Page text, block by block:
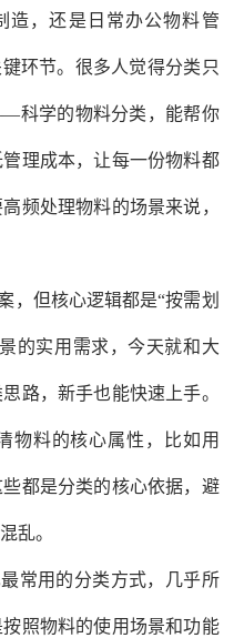
造，还是日常办公物料管
环节。很多人觉得分类只
科学的物料分类，能帮你
理成本，让每一份物料都
频处理物料的场景来说，
，但核心逻辑都是“按需划
的实用需求，今天就和大
路，新手也能快速上手。
物料的核心属性，比如用
都是分类的核心依据，避
乱。
常用的分类方式，几乎所
照物料的使用场景和功能